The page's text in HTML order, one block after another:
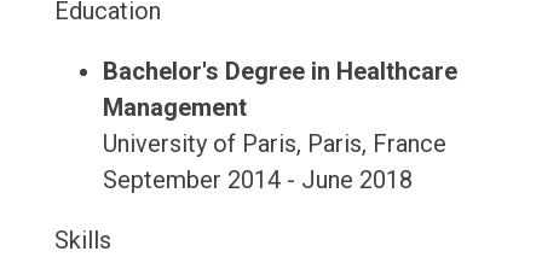
Education
Bachelor's Degree in Healthcare
Management
University of Paris, Paris, France
September 2014 - June 2018
Skills